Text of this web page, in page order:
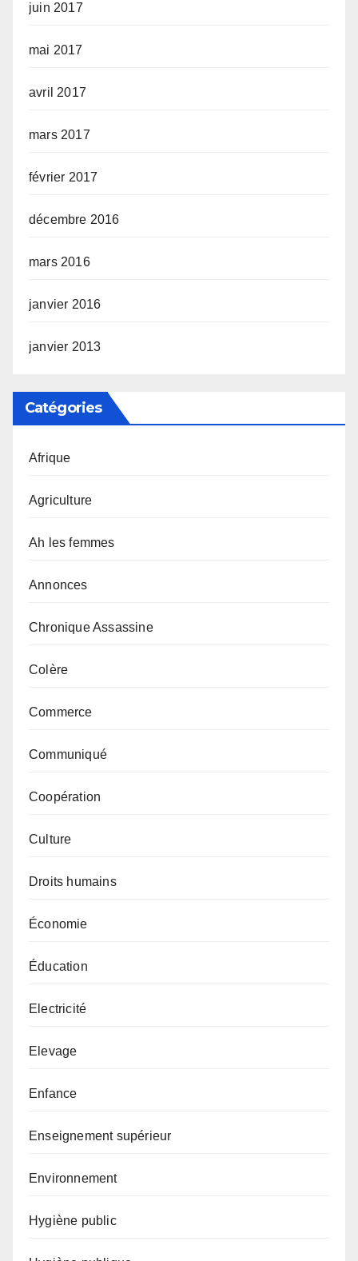
juin 2017
mai 2017
avril 2017
mars 2017
février 2017
décembre 2016
mars 2016
janvier 2016
janvier 2013
Catégories
Afrique
Agriculture
Ah les femmes
Annonces
Chronique Assassine
Colère
Commerce
Communiqué
Coopération
Culture
Droits humains
Économie
Éducation
Electricité
Elevage
Enfance
Enseignement supérieur
Environnement
Hygiène public